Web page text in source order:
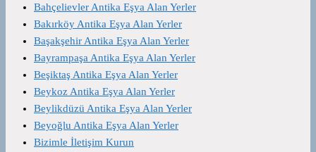
Bahçelievler Antika Eşya Alan Yerler
Bakırköy Antika Eşya Alan Yerler
Başakşehir Antika Eşya Alan Yerler
Bayrampaşa Antika Eşya Alan Yerler
Beşiktaş Antika Eşya Alan Yerler
Beykoz Antika Eşya Alan Yerler
Beylikdüzü Antika Eşya Alan Yerler
Beyoğlu Antika Eşya Alan Yerler
Bizimle İletişim Kurun